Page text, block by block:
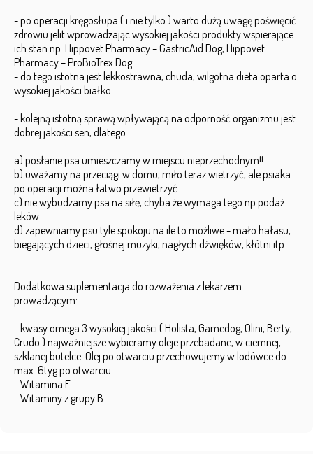
- po operacji kręgosłupa ( i nie tylko ) warto dużą uwagę poświęcić
zdrowiu jelit wprowadzając wysokiej jakości produkty wspierające
ich stan np. Hippovet Pharmacy – GastricAid Dog, Hippovet
Pharmacy – ProBioTrex Dog
- do tego istotna jest lekkostrawna, chuda, wilgotna dieta oparta o
wysokiej jakości białko
- kolejną istotną sprawą wpływającą na odporność organizmu jest
dobrej jakości sen, dlatego:
a) posłanie psa umieszczamy w miejscu nieprzechodnym!!
b) uważamy na przeciągi w domu, miło teraz wietrzyć, ale psiaka
po operacji można łatwo przewietrzyć
c) nie wybudzamy psa na siłę, chyba że wymaga tego np podaż
leków
d) zapewniamy psu tyle spokoju na ile to możliwe - mało hałasu,
biegających dzieci, głośnej muzyki, nagłych dźwięków, kłótni itp
Dodatkowa suplementacja do rozważenia z lekarzem
prowadzącym:
- kwasy omega 3 wysokiej jakości ( Holista, Gamedog, Olini, Berty,
Crudo ) najważniejsze wybieramy oleje przebadane, w ciemnej,
szklanej butelce. Olej po otwarciu przechowujemy w lodówce do
max. 6tyg po otwarciu
- Witamina E
- Witaminy z grupy B